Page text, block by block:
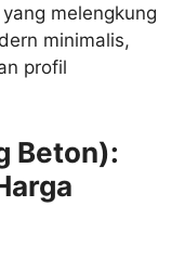
yang melengkung
minimalis,
profil
Beton):